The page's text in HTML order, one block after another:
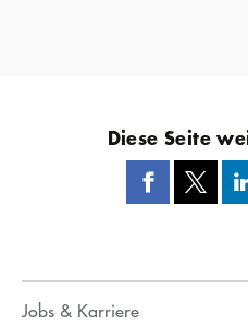
Diese Seite
Jobs & Karriere